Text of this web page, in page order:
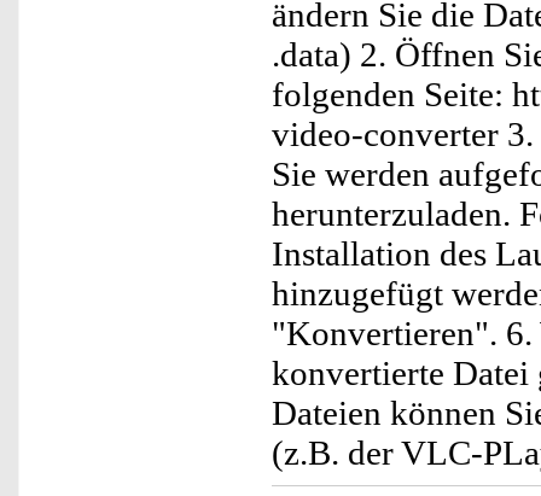
ändern Sie die
.data) 2. Öffnen
folgenden Seite:
video-converter
Sie werden
herunterzuladen.
Installation des
hinzugefügt
"Konvertieren". 6.
konvertierte Datei
Dateien können
(z.B. der VLC-